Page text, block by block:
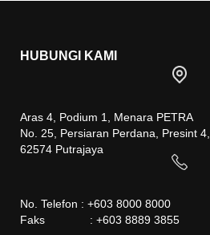
HUBUNGI KAMI
Aras 4, Podium 1, Menara PETRA
No. 25, Persiaran Perdana, Presint 4,
62574 Putrajaya
No. Telefon : +603 8000 8000
Faks : +603 8889 3855